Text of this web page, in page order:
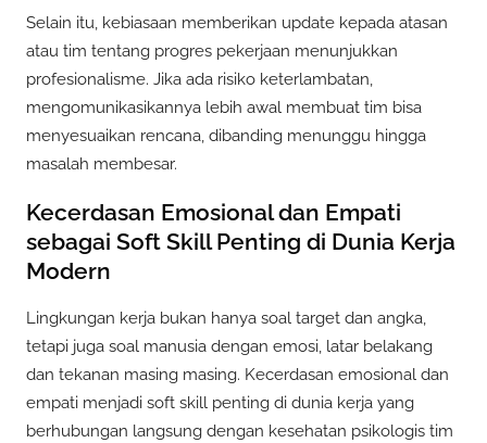
Selain itu, kebiasaan memberikan update kepada atasan
atau tim tentang progres pekerjaan menunjukkan
profesionalisme. Jika ada risiko keterlambatan,
mengomunikasikannya lebih awal membuat tim bisa
menyesuaikan rencana, dibanding menunggu hingga
masalah membesar.
Kecerdasan Emosional dan Empati
sebagai Soft Skill Penting di Dunia Kerja
Modern
Lingkungan kerja bukan hanya soal target dan angka,
tetapi juga soal manusia dengan emosi, latar belakang
dan tekanan masing masing. Kecerdasan emosional dan
empati menjadi soft skill penting di dunia kerja yang
berhubungan langsung dengan kesehatan psikologis tim